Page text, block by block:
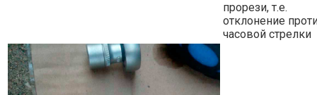
прорези, т.е.
отклонение
часовой стрелки